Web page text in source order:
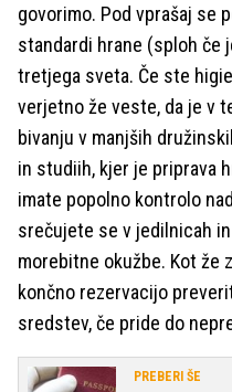
govorimo. Pod vprašaj se
standardi hrane (sploh če
tretjega sveta. Če ste
verjetno že veste, da je v
bivanju v manjših
in studiih, kjer je priprava
imate popolno kontrolo
srečujete se v jedilnicah
morebitne okužbe. Kot že
končno rezervacijo
sredstev, če pride do
PREBERI ŠE